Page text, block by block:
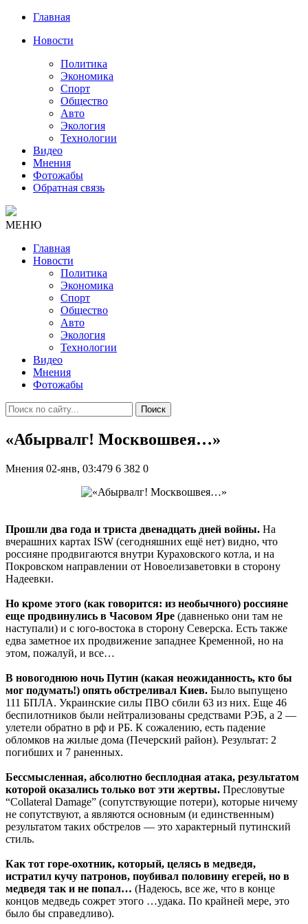
Главная
Новости
Политика
Экономика
Спорт
Общество
Авто
Экология
Технологии
Видео
Мнения
Фотожабы
Обратная связь
МЕНЮ
Главная
Новости
Политика
Экономика
Спорт
Общество
Авто
Экология
Технологии
Видео
Мнения
Фотожабы
Поиск
«Абырвалг! Москвошвея…»
Мнения 02-янв, 03:479 6 382 0
Прошли два года и триста двенадцать дней войны. На
вчерашних картах ISW (сегодняшних ещё нет) видно, что
россияне продвигаются внутри Кураховского котла, и на
Покровском направлении от Новоелизаветовки в сторону
Надеевки.
Но кроме этого (как говорится: из необычного) россияне
еще продвинулись в Часовом Яре (давненько они там не
наступали) и с юго-востока в сторону Северска. Есть также
едва заметное их продвижение западнее Кременной, но на
этом, пожалуй, и все…
В новогоднюю ночь Путин (какая неожиданность, кто бы
мог подумать!) опять обстреливал Киев. Было выпущено
111 БПЛА. Украинские силы ПВО сбили 63 из них. Еще 46
беспилотников были нейтрализованы средствами РЭБ, а 2 —
улетели обратно в рф и РБ. К сожалению, есть падение
обломков на жилые дома (Печерский район). Результат: 2
погибших и 7 раненных.
Бессмысленная, абсолютно бесплодная атака, результатом
которой оказались только вот эти жертвы. Пресловутые
“Collateral Damage” (сопутствующие потери), которые ничему
не сопутствуют, а являются основным (и единственным)
результатом таких обстрелов — это характерный путинский
стиль.
Как тот горе-охотник, который, целясь в медведя,
истратил кучу патронов, поубивал половину егерей, но в
медведя так и не попал… (Надеюсь, все же, что в конце
концов медведь сожрет этого …удака. По крайней мере, это
было бы справедливо).